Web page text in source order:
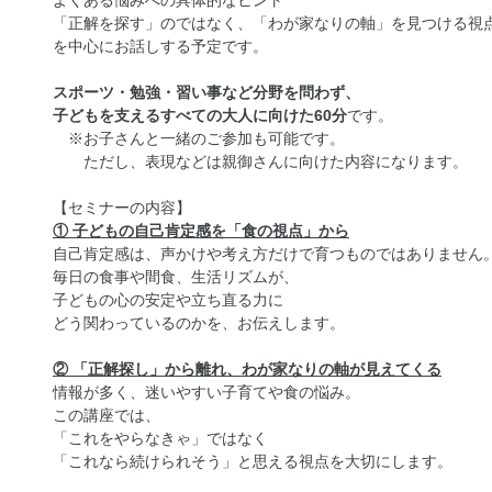
「正解を探す」のではなく、「わが家なりの軸」を見つける視
を中心にお話しする予定です。
スポーツ・勉強・習い事など分野を問わず、
子どもを支えるすべての大人に向けた60分です。
※お子さんと一緒のご参加も可能です。
ただし、表現などは親御さんに向けた内容になります。
【セミナーの内容】
① 子どもの自己肯定感を「食の視点」から
自己肯定感は、声かけや考え方だけで育つものではありません
毎日の食事や間食、生活リズムが、
子どもの心の安定や立ち直る力に
どう関わっているのかを、お伝えします。
② 「正解探し」から離れ、わが家なりの軸が見えてくる
情報が多く、迷いやすい子育てや食の悩み。
この講座では、
「これをやらなきゃ」ではなく
「これなら続けられそう」と思える視点を大切にします。